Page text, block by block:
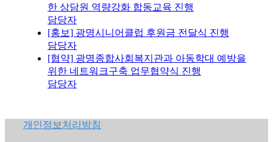
한 상담원 역량강화 합동교육 진행
담당자
[홍보] 광명시니어클럽 후원금 전달식 진행
담당자
[협약] 광명종합사회복지관과 아동학대 예방을
위한 네트워크구축 업무협약식 진행
담당자
개인정보처리방침